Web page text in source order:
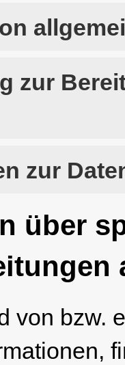
zur
zur
über
von bzw.